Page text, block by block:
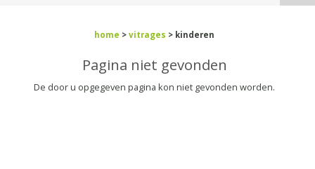
home > vitrages > kinderen
Pagina niet gevonden
De door u opgegeven pagina kon niet gevonden worden.